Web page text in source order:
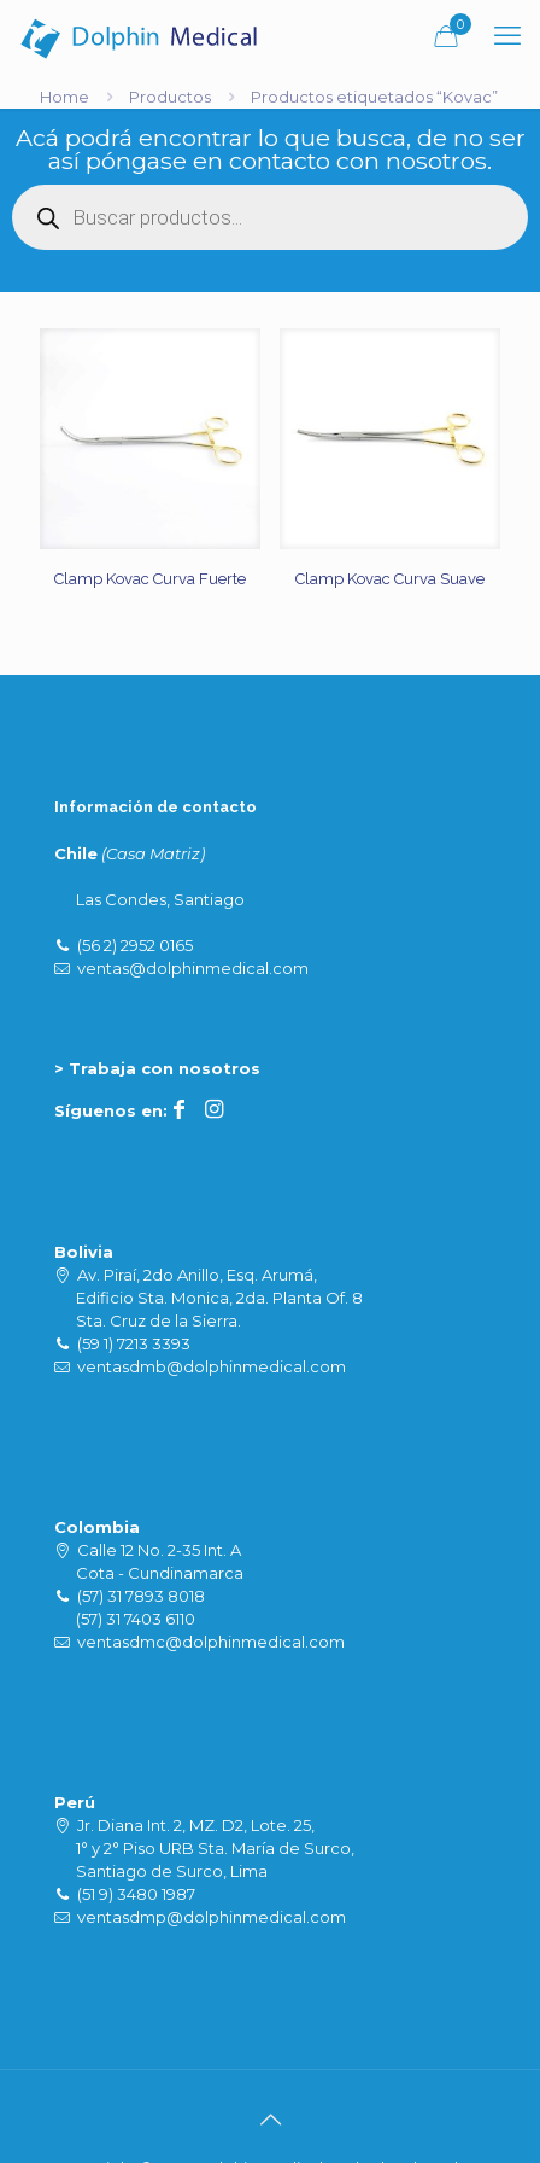
0
Home Productos Productos etiquetados “Kovac”
Acá podrá encontrar lo que busca, de no ser
así póngase en contacto con nosotros.
Búsqueda
de
productos
Clamp Kovac Curva Fuerte Clamp Kovac Curva Suave
Información de contacto
Chile (Casa Matriz)
Las Condes, Santiago
(56 2) 2952 0165
ventas@dolphinmedical.com
> Trabaja con nosotros
Síguenos en:
Bolivia
Av. Piraí, 2do Anillo, Esq. Arumá,
Edificio Sta. Monica, 2da. Planta Of. 8
Sta. Cruz de la Sierra.
(59 1) 7213 3393
ventasdmb@dolphinmedical.com
Colombia
Calle 12 No. 2-35 Int. A
Cota - Cundinamarca
(57) 31 7893 8018
(57) 31 7403 6110
ventasdmc@dolphinmedical.com
Perú
Jr. Diana Int. 2, MZ. D2, Lote. 25,
1° y 2° Piso URB Sta. María de Surco,
Santiago de Surco, Lima
(51 9) 3480 1987
ventasdmp@dolphinmedical.com